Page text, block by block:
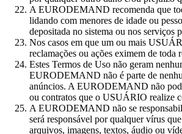
A EURODEMAND recomenda que
lidando com menores de idade ou
depositada no sistema ou nos
Nos casos em que um ou mais
reclamações ou ações eximem de
Estes Termos de Uso não geram
EURODEMAND não é parte de
anúncios. A EURODEMAND não pode
ou contratos que o USUÁRIO realize
A EURODEMAND não se
será responsável por qualquer vírus
arquivos, imagens, textos, áudio ou